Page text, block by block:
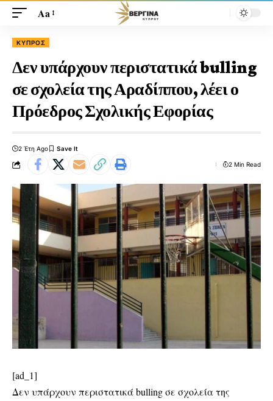
Aa
ΚΎΠΡΟΣ
Δεν υπάρχουν περιστατικά bulling
σε σχολεία της Αραδίππου, λέει ο
Πρόεδρος Σχολικής Εφορίας
2 Έτη Ago
2 Min Read
[ad_1]
Δεν υπάρχουν περιστατικά bulling σε σχολεία της